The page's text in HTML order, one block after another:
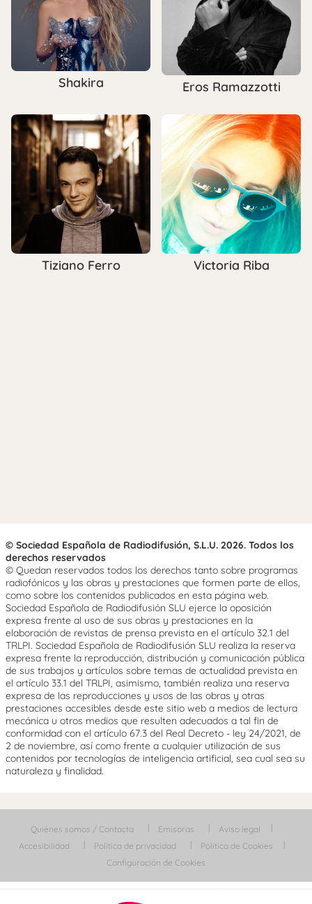
Shakira Eros Ramazzotti
Tiziano Ferro Victoria Riba
© Sociedad Española de Radiodifusión, S.L.U. 2026. Todos los
derechos reservados
© Quedan reservados todos los derechos tanto sobre programas
radiofónicos y las obras y prestaciones que formen parte de ellos,
como sobre los contenidos publicados en esta página web.
Sociedad Española de Radiodifusión SLU ejerce la oposición
expresa frente al uso de sus obras y prestaciones en la
elaboración de revistas de prensa prevista en el artículo 32.1 del
TRLPI. Sociedad Española de Radiodifusión SLU realiza la reserva
expresa frente la reproducción, distribución y comunicación pública
de sus trabajos y artículos sobre temas de actualidad prevista en
el artículo 33.1 del TRLPI, asimismo, también realiza una reserva
expresa de las reproducciones y usos de las obras y otras
prestaciones accesibles desde este sitio web a medios de lectura
mecánica u otros medios que resulten adecuados a tal fin de
conformidad con el artículo 67.3 del Real Decreto - ley 24/2021, de
2 de noviembre, así como frente a cualquier utilización de sus
contenidos por tecnologías de inteligencia artificial, sea cual sea su
naturaleza y finalidad.
Quiénes somos / Contacta Emisoras
Aviso legal
Accesibilidad
Política de privacidad
Política de Cookies
Configuración de Cookies